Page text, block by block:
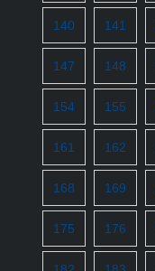
140 141
147 148
154 155
161 162
168 169
175 176